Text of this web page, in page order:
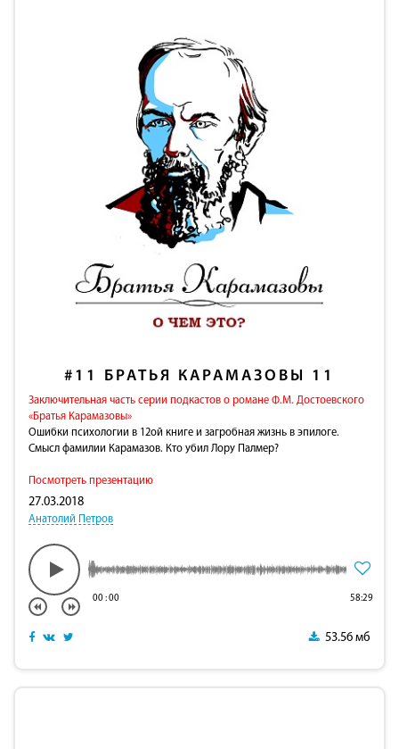
#11 БРАТЬЯ КАРАМАЗОВЫ 11
Заключительная часть серии подкастов о романе Ф.М. Достоевского
«Братья Карамазовы»
Ошибки психологии в 12ой книге и загробная жизнь в эпилоге.
Смысл фамилии Карамазов. Кто убил Лору Палмер?
Посмотреть презентацию
27.03.2018
Анатолий Петров
00:00 58:29
53.56 мб